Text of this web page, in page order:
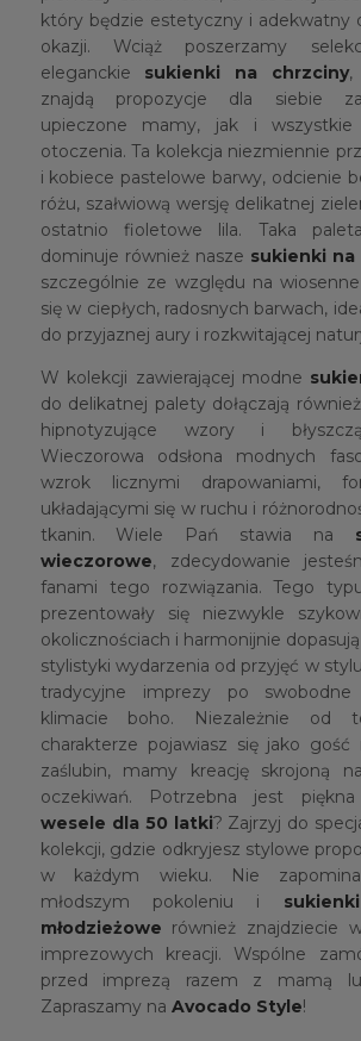
który będzie estetyczny i adekwatny
okazji. Wciąż poszerzamy
eleganckie sukienki na chrzciny,
znajdą propozycje dla siebie
upieczone mamy, jak i
otoczenia. Ta kolekcja niezmiennie
i kobiece pastelowe barwy, odcienie
różu, szałwiową wersję delikatnej
ostatnio fioletowe lila. Taka
dominuje również nasze sukienki na
szczególnie ze względu na
się w ciepłych, radosnych barwach,
do przyjaznej aury i rozkwitającej
W kolekcji zawierającej modne
do delikatnej palety dołączają
hipnotyzujące wzory i
Wieczorowa odsłona modnych
wzrok licznymi drapowaniami,
układającymi się w ruchu i
tkanin. Wiele Pań stawia na
wieczorowe, zdecydowanie
fanami tego rozwiązania. Tego
prezentowały się niezwykle
okolicznościach i harmonijnie
stylistyki wydarzenia od przyjęć w
tradycyjne imprezy po
klimacie boho. Niezależnie od
charakterze pojawiasz się jako gość
zaślubin, mamy kreację skrojoną
oczekiwań. Potrzebna jest piękna
wesele dla 50 latki? Zajrzyj do
kolekcji, gdzie odkryjesz stylowe
w każdym wieku. Nie
młodszym pokoleniu i
młodzieżowe również znajdziecie
imprezowych kreacji. Wspólne
przed imprezą razem z mamą
Zapraszamy na Avocado Style!